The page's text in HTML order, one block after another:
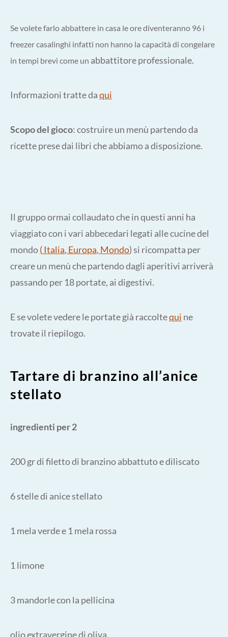
Se volete farlo abbattere in casa le ore diventeranno 96 i
freezer casalinghi infatti non hanno la capacità di congelare
in tempi brevi come un abbattitore professionale.
Informazioni tratte daqui
Scopo del gioco: costruire un menù partendo da
ricette prese dai libri che abbiamo a disposizione.
Il gruppo ormai collaudato che in questi anni ha
viaggiato con i vari abbecedari legati alle cucine del
mondo(Italia, Europa, Mondo) si ricompatta per
creare un menù che partendo dagli aperitivi arriverà
passando per 18 portate, ai digestivi.
E se volete vedere le portate già raccoltequi ne
trovate il riepilogo.
Tartare di branzino all’anice
stellato
ingredienti per 2
200 gr di filetto di branzino abbattuto e diliscato
6 stelle di anice stellato
1 mela verde e 1 mela rossa
1 limone
3 mandorle con la pellicina
olio extravergine di oliva